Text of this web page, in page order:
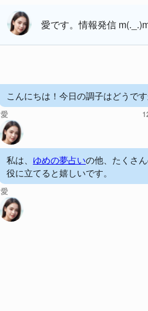
愛です。情報発信
こんにちは！今日の調子はどうです
愛
私は、 ゆめの夢占いの他、たくさ
役に立てると嬉しいです。
愛